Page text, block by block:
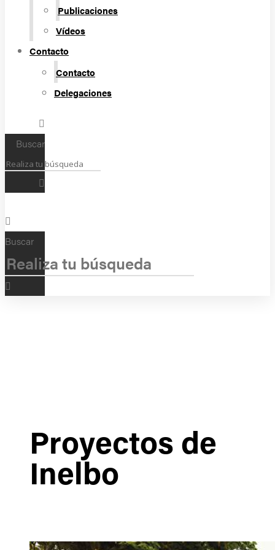
Publicaciones
Vídeos
Contacto
Contacto
Delegaciones
Buscar
Buscar
Proyectos de
Inelbo